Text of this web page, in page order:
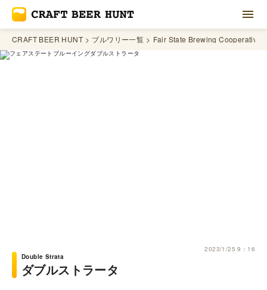
CRAFT BEER HUNT ブルワリー一覧 Fair State Brewing Cooperative
2023/1/25 9：16
Double Strata
ダブルストラータ